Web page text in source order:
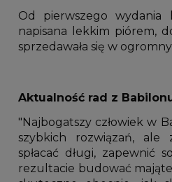
Od pierwszego wydania
napisana lekkim piórem,
sprzedawała się w
Aktualność rad z
"Najbogatszy człowiek w
szybkich rozwiązań, ale
spłacać długi, zapewnić
rezultacie budować